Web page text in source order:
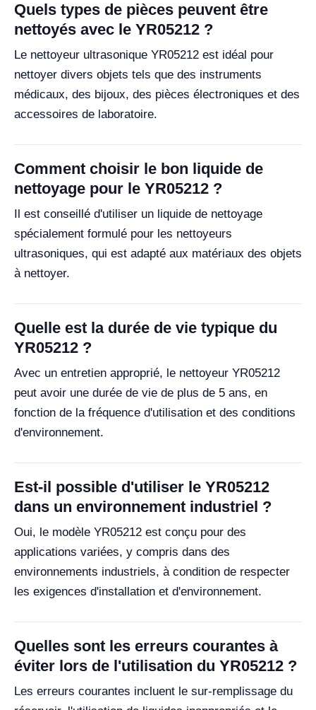
Quels types de pièces peuvent être
nettoyés avec le YR05212 ?
Le nettoyeur ultrasonique YR05212 est idéal pour
nettoyer divers objets tels que des instruments
médicaux, des bijoux, des pièces électroniques et des
accessoires de laboratoire.
Comment choisir le bon liquide de
nettoyage pour le YR05212 ?
Il est conseillé d'utiliser un liquide de nettoyage
spécialement formulé pour les nettoyeurs
ultrasoniques, qui est adapté aux matériaux des objets
à nettoyer.
Quelle est la durée de vie typique du
YR05212 ?
Avec un entretien approprié, le nettoyeur YR05212
peut avoir une durée de vie de plus de 5 ans, en
fonction de la fréquence d'utilisation et des conditions
d'environnement.
Est-il possible d'utiliser le YR05212
dans un environnement industriel ?
Oui, le modèle YR05212 est conçu pour des
applications variées, y compris dans des
environnements industriels, à condition de respecter
les exigences d'installation et d'environnement.
Quelles sont les erreurs courantes à
éviter lors de l'utilisation du YR05212 ?
Les erreurs courantes incluent le sur-remplissage du